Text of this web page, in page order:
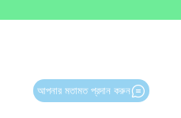
আপনার মতামত প্রদান করুন